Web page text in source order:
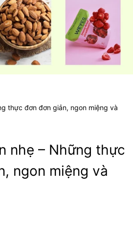
thực đơn đơn giản, ngon miệng và
nhẹ – Những thực
ngon miệng và